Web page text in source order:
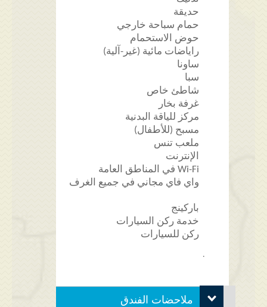
حديقة
حمام سباحة خارجي
حوض الاستحمام
راياضات مائية (غير-آلية)
ساونا
سبا
شاطئ خاص
غرفة بخار
مركز للياقة البدنية
مسبح (للأطفال)
ملعب تنس
الإنترنت
Wi-Fi في المناطق العامة
واي فاي مجاني في جميع الغرف
باركينج
خدمة ركن السيارات
ركن للسيارات
.
ملاحضات الفندق